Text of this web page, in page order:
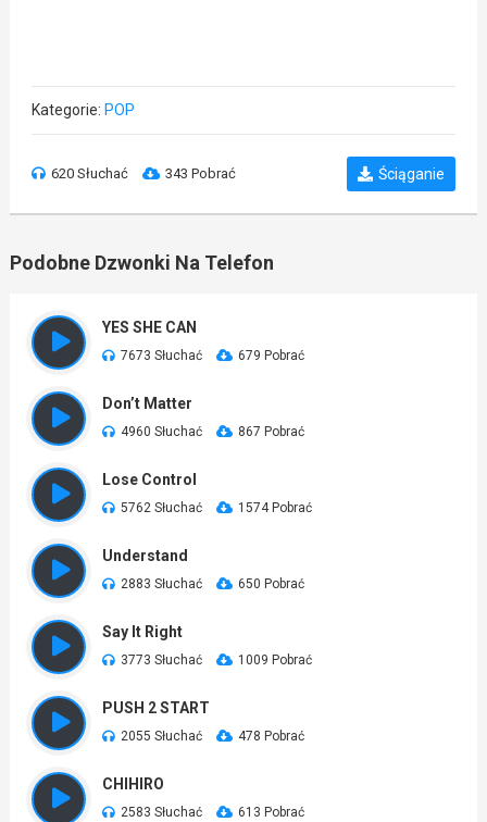
Kategorie: POP
620 Słuchać 343 Pobrać Ściąganie
Podobne Dzwonki Na Telefon
YES SHE CAN
7673 Słuchać 679 Pobrać
Don’t Matter
4960 Słuchać 867 Pobrać
Lose Control
5762 Słuchać 1574 Pobrać
Understand
2883 Słuchać 650 Pobrać
Say It Right
3773 Słuchać 1009 Pobrać
PUSH 2 START
2055 Słuchać 478 Pobrać
CHIHIRO
2583 Słuchać 613 Pobrać